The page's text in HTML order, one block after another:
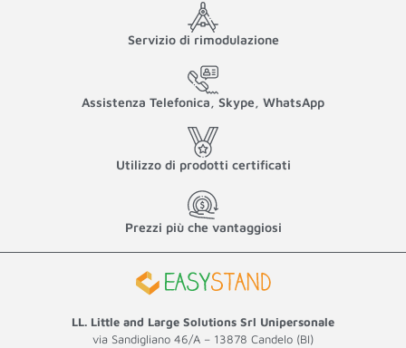
Servizio di rimodulazione
Assistenza Telefonica, Skype, WhatsApp
Utilizzo di prodotti certificati
Prezzi più che vantaggiosi
LL. Little and Large Solutions Srl Unipersonale
via Sandigliano 46/A – 13878 Candelo (BI)